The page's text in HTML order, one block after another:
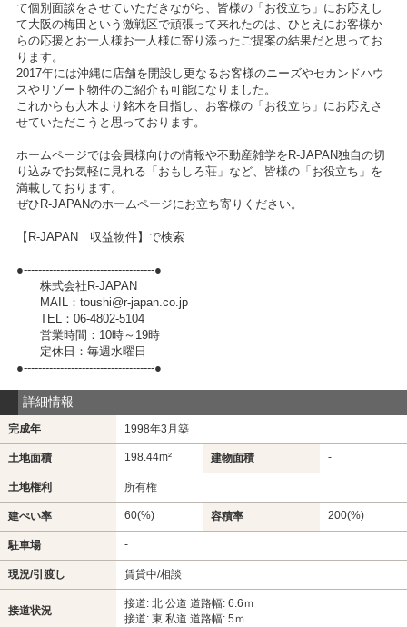
て個別面談をさせていただきながら、皆様の「お役立ち」にお応えし
て大阪の梅田という激戦区で頑張って来れたのは、ひとえにお客様か
らの応援とお一人様お一人様に寄り添ったご提案の結果だと思ってお
ります。
2017年には沖縄に店舗を開設し更なるお客様のニーズやセカンドハウ
スやリゾート物件のご紹介も可能になりました。
これからも大木より銘木を目指し、お客様の「お役立ち」にお応えさ
せていただこうと思っております。
ホームページでは会員様向けの情報や不動産雑学をR-JAPAN独自の切
り込みでお気軽に見れる「おもしろ荘」など、皆様の「お役立ち」を
満載しております。
ぜひR-JAPANのホームページにお立ち寄りください。
【R-JAPAN 収益物件】で検索
●------------------------------------●
株式会社R-JAPAN
MAIL：toushi@r-japan.co.jp
TEL：06-4802-5104
営業時間：10時～19時
定休日：毎週水曜日
●------------------------------------●
詳細情報
完成年 1998年3月築
土地面積 198.44m² 建物面積 -
土地権利 所有権
建ぺい率 60(%) 容積率 200(%)
駐車場 -
現況/引渡し 賃貸中/相談
接道状況
接道: 北 公道 道路幅: 6.6ｍ
接道: 東 私道 道路幅: 5ｍ